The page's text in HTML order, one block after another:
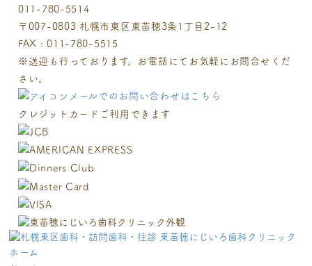
011-780-5514
〒007-0803 札幌市東区東苗穂3条1丁目2-12
FAX : 011-780-5515
※送迎も行っております。お電話にてお気軽にお問合せくだ
さい。
メールでのお問い合わせはこちら
クレジットカードご利用できます
ホーム